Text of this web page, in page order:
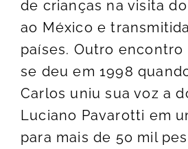
de crianças na visita
ao México e
países. Outro
se deu em 1998
Carlos uniu sua voz a
Luciano Pavarotti em
para mais de 50 mil